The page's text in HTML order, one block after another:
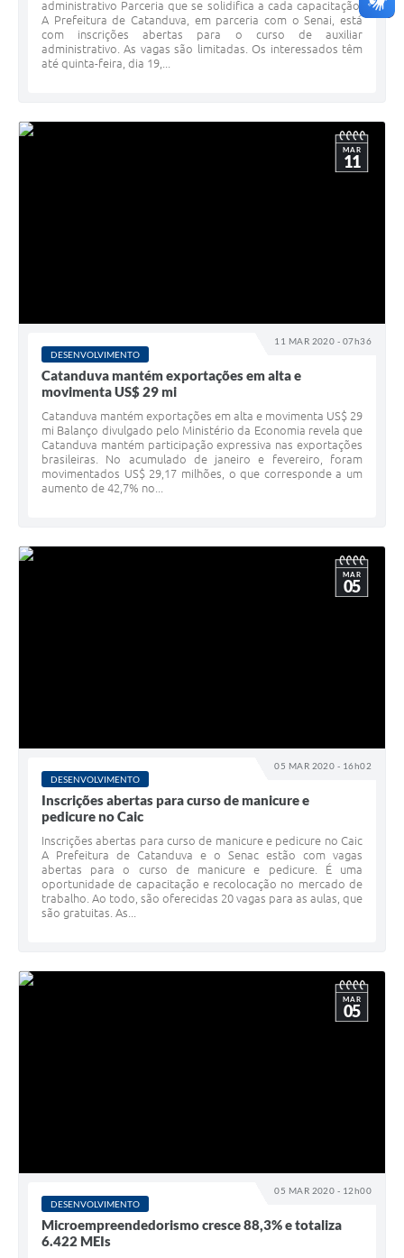
administrativo Parceria que se solidifica a cada capacitação.
A Prefeitura de Catanduva, em parceria com o Senai, está
com inscrições abertas para o curso de auxiliar
administrativo. As vagas são limitadas. Os interessados têm
até quinta-feira, dia 19,...
11 MAR 2020 - 07h36
MAR
11
DESENVOLVIMENTO
Catanduva mantém exportações em alta e
movimenta US$ 29 mi
Catanduva mantém exportações em alta e movimenta US$ 29
mi Balanço divulgado pelo Ministério da Economia revela que
Catanduva mantém participação expressiva nas exportações
brasileiras. No acumulado de janeiro e fevereiro, foram
movimentados US$ 29,17 milhões, o que corresponde a um
aumento de 42,7% no...
05 MAR 2020 - 16h02
MAR
05
DESENVOLVIMENTO
Inscrições abertas para curso de manicure e
pedicure no Caic
Inscrições abertas para curso de manicure e pedicure no Caic
A Prefeitura de Catanduva e o Senac estão com vagas
abertas para o curso de manicure e pedicure. É uma
oportunidade de capacitação e recolocação no mercado de
trabalho. Ao todo, são oferecidas 20 vagas para as aulas, que
são gratuitas. As...
05 MAR 2020 - 12h00
MAR
05
DESENVOLVIMENTO
Microempreendedorismo cresce 88,3% e totaliza
6.422 MEIs